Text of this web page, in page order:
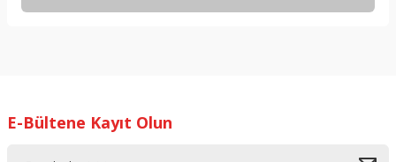
Ürün resmi kalitesiz, bozuk veya görüntülenemiyor.
E-Bültene Kayıt Olun